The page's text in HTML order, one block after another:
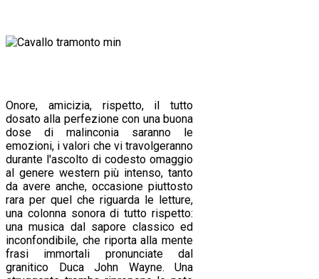
Onore, amicizia, rispetto, il tutto
dosato alla perfezione con una buona
dose di malinconia saranno le
emozioni, i valori che vi travolgeranno
durante l'ascolto di codesto omaggio
al genere western più intenso, tanto
da avere anche, occasione piuttosto
rara per quel che riguarda le letture,
una colonna sonora di tutto rispetto:
una musica dal sapore classico ed
inconfondibile, che riporta alla mente
frasi immortali pronunciate dal
granitico Duca John Wayne. Una